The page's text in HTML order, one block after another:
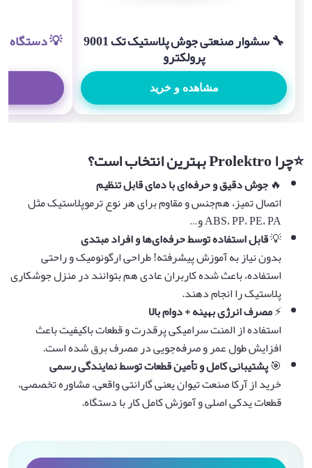
🔧 سشوار صنعتی جوش پلاستیک تک 9001
پرولکترو
مشاهده و خرید
⭐چرا بهترین انتخاب است؟
🔥جوش دقیق و حرفه‌ای با دمای قابل تنظیم
اتصال تمیز، هم‌جنس و مقاوم برای هر نوع ترموپلاستیک مثل
ABS، PP، PE، PA و…
💡قابل استفاده توسط حرفه‌ای‌ها و افراد مبتدی
بدون نیاز به آموزش پیشرفته! طراحی ارگونومیک و راحتی
استفاده، باعث شده کاربران عادی هم بتوانند در منزل جوشکاری
پلاستیک را انجام دهند.
⚡مصرف انرژی بهینه + دوام بالا
استفاده از المنت سرامیکی پرقدرت و قطعات باکیفیت باعث
افزایش طول عمر و صرفه‌جویی در مصرف برق شده است.
🎯پشتیبانی کامل و تأمین قطعات توسط نمایندگی رسمی
خرید از آرکا صنعت تیوان یعنی گارانتی واقعی، مشاوره تخصصی،
قطعات یدکی اصلی و آموزش کامل کار با دستگاه.